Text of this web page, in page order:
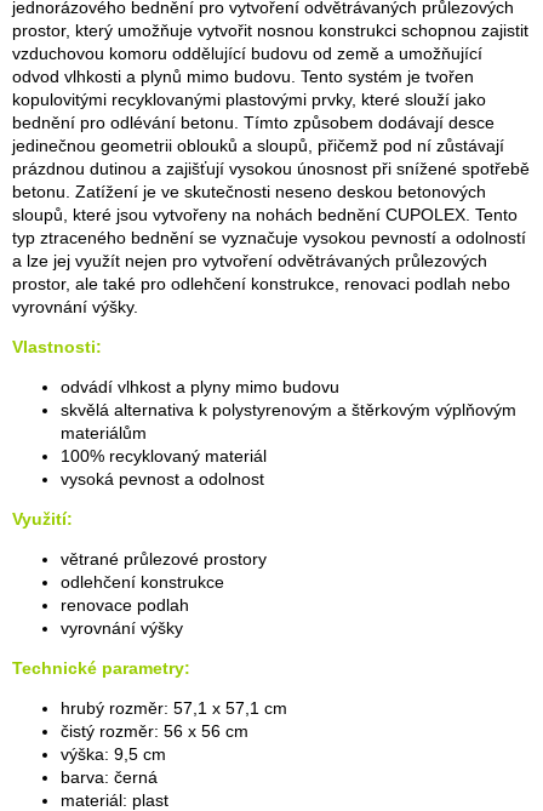
jednorázového bednění pro vytvoření odvětrávaných průlezových
prostor, který umožňuje vytvořit nosnou konstrukci schopnou zajistit
vzduchovou komoru oddělující budovu od země a umožňující
odvod vlhkosti a plynů mimo budovu. Tento systém je tvořen
kopulovitými recyklovanými plastovými prvky, které slouží jako
bednění pro odlévání betonu. Tímto způsobem dodávají desce
jedinečnou geometrii oblouků a sloupů, přičemž pod ní zůstávají
prázdnou dutinou a zajišťují vysokou únosnost při snížené spotřebě
betonu. Zatížení je ve skutečnosti neseno deskou betonových
sloupů, které jsou vytvořeny na nohách bednění CUPOLEX. Tento
typ ztraceného bednění se vyznačuje vysokou pevností a odolností
a lze jej využít nejen pro vytvoření odvětrávaných průlezových
prostor, ale také pro odlehčení konstrukce, renovaci podlah nebo
vyrovnání výšky.
Vlastnosti:
odvádí vlhkost a plyny mimo budovu
skvělá alternativa k polystyrenovým a štěrkovým výplňovým
materiálům
100% recyklovaný materiál
vysoká pevnost a odolnost
Využití:
větrané průlezové prostory
odlehčení konstrukce
renovace podlah
vyrovnání výšky
Technické parametry:
hrubý rozměr: 57,1 x 57,1 cm
čistý rozměr: 56 x 56 cm
výška: 9,5 cm
barva: černá
materiál: plast